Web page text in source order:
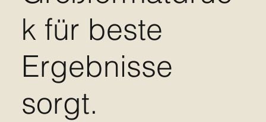
k für beste
Ergebnisse
sorgt.